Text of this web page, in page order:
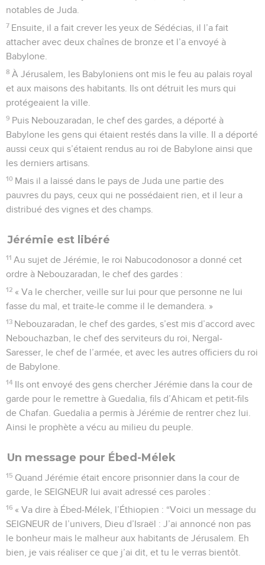
notables de Juda.
7 Ensuite, il a fait crever les yeux de Sédécias, il l’a fait
attacher avec deux chaînes de bronze et l’a envoyé à
Babylone.
8 À Jérusalem, les Babyloniens ont mis le feu au palais royal
et aux maisons des habitants. Ils ont détruit les murs qui
protégeaient la ville.
9 Puis Nebouzaradan, le chef des gardes, a déporté à
Babylone les gens qui étaient restés dans la ville. Il a déporté
aussi ceux qui s’étaient rendus au roi de Babylone ainsi que
les derniers artisans.
10 Mais il a laissé dans le pays de Juda une partie des
pauvres du pays, ceux qui ne possédaient rien, et il leur a
distribué des vignes et des champs.
Jérémie est libéré
11 Au sujet de Jérémie, le roi Nabucodonosor a donné cet
ordre à Nebouzaradan, le chef des gardes :
12 « Va le chercher, veille sur lui pour que personne ne lui
fasse du mal, et traite-le comme il le demandera. »
13 Nebouzaradan, le chef des gardes, s’est mis d’accord avec
Nebouchazban, le chef des serviteurs du roi, Nergal-
Saresser, le chef de l’armée, et avec les autres officiers du roi
de Babylone.
14 Ils ont envoyé des gens chercher Jérémie dans la cour de
garde pour le remettre à Guedalia, fils d’Ahicam et petit-fils
de Chafan. Guedalia a permis à Jérémie de rentrer chez lui.
Ainsi le prophète a vécu au milieu du peuple.
Un message pour Ébed-Mélek
15 Quand Jérémie était encore prisonnier dans la cour de
garde, le SEIGNEUR lui avait adressé ces paroles :
16 « Va dire à Ébed-Mélek, l’Éthiopien : “Voici un message du
SEIGNEUR de l’univers, Dieu d’Israël : J’ai annoncé non pas
le bonheur mais le malheur aux habitants de Jérusalem. Eh
bien, je vais réaliser ce que j’ai dit, et tu le verras bientôt.